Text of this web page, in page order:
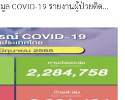
COVID-19 รายงานผู้ป่วยติด…